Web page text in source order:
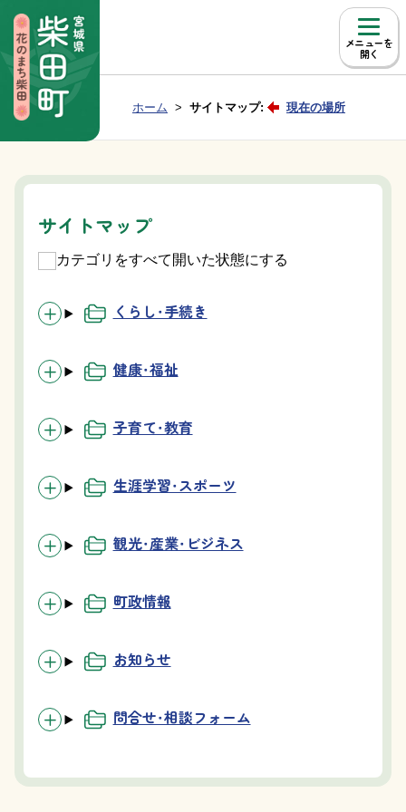
メニュー
Group NAV 現在位置：
ホーム サイトマップ: 現在の場所
サイトマップ
カテゴリをすべて開いた状態にする
くらし・手続き
健康・福祉
子育て・教育
生涯学習・スポーツ
観光・産業・ビジネス
町政情報
お知らせ
問合せ・相談フォーム